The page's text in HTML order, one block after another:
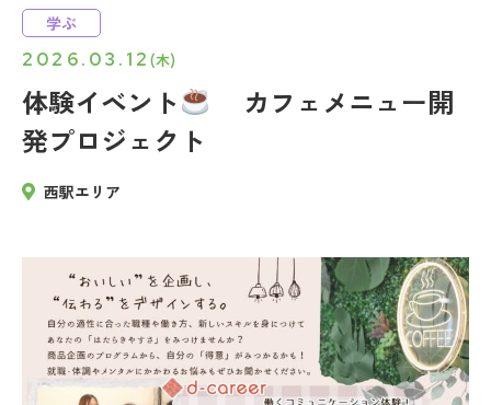
体験イベント
カフェメニュー開
発プロジェクト
2026.03.12 (木)
学ぶ
西駅エリア